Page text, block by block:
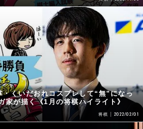
・くいだおれコスプレして“無”になっ
が描く《1月の将棋ハイライト》
将棋 2022/02/01